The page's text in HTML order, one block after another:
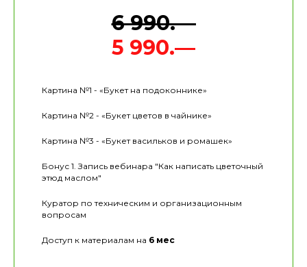
6 990.—
5 990.—
Картина №1 - «Букет на подоконнике»
Картина №2 - «Букет цветов в чайнике»
Картина №3 - «Букет васильков и ромашек»
Бонус 1. Запись вебинара "Как написать цветочный
этюд маслом"
Куратор по техническим и организационным
вопросам
Доступ к материалам на 6 мес